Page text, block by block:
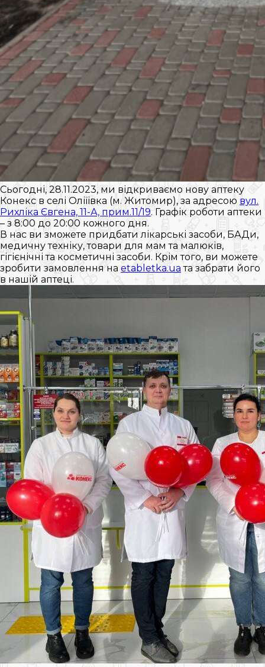
Сьогодні, 28.11.2023, ми відкриваємо нову аптеку
Конекс в селі Оліїівка (м. Житомир), за адресою вул.
Рихліка Євгена, 11-А, прим.11/19. Графік роботи аптеки
– з 8:00 до 20:00 кожного дня.
В нас ви зможете придбати лікарські засоби, БАДи,
медичну техніку, товари для мам та малюків,
гігієнічні та косметичні засоби. Крім того, ви можете
зробити замовлення на etabletka.ua та забрати його
в нашій аптеці.